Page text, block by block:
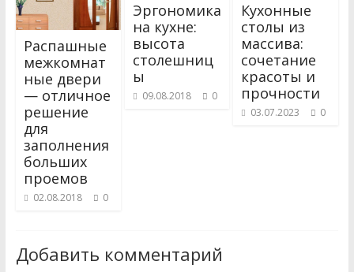
Распашные
межкомнат
ные двери
— отличное
решение
для
заполнения
больших
проемов
02.08.2018 0
Эргономика
на кухне:
высота
столешниц
ы
09.08.2018 0
Кухонные
столы из
массива:
сочетание
красоты и
прочности
03.07.2023 0
Добавить комментарий